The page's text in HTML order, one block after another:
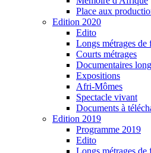
Place aux
Edition 2020
Edito
Longs métrages de
Courts métrages
Documentaires
Expositions
Afri-Mômes
Spectacle vivant
Documents à
Edition 2019
Programme 2019
Edito
Longs métrages